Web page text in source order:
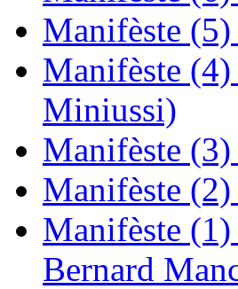
Manifèste
Manifèste
Miniussi)
Manifèste
Manifèste
Manifèste
Bernard